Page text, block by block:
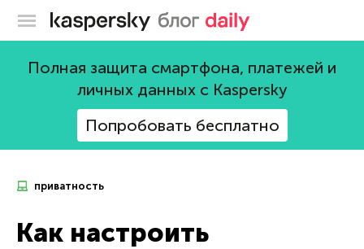
Блог Касперского
Полная защита смартфона, платежей и
личных данных с Kaspersky
Попробовать бесплатно
приватность
Как настроить